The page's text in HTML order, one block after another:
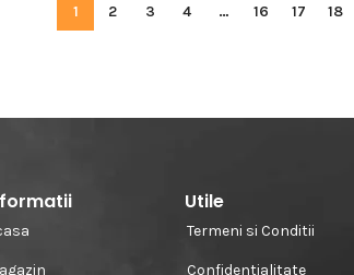
1 2 3 4 … 16 17 18
Utile
Termeni si Conditii
Confidentialitate